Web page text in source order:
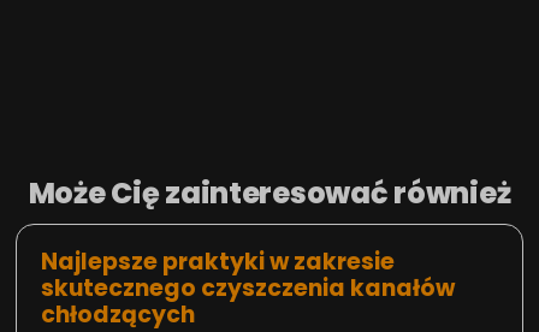
Może Cię zainteresować również
Najlepsze praktyki w zakresie
skutecznego czyszczenia kanałów
chłodzących